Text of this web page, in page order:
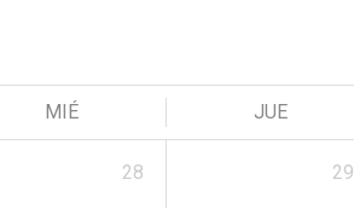
MIÉ JUE
28 29